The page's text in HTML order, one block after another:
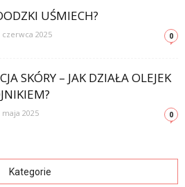
UŚMIECH?
czerwca 2025 0
SKÓRY – JAK DZIAŁA OLEJEK
maja 2025 0
Kategorie